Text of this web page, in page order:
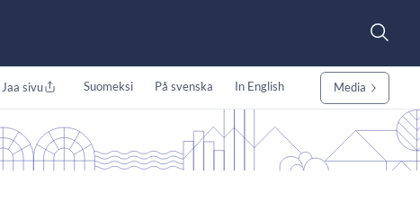
Jaa sivu Suomeksi På svenska In English Media